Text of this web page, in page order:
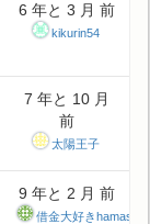
6 年と 3 月 前
kikurin54
7 年と 10 月
前
太陽王子
9 年と 2 月 前
借金大好きhamasaki